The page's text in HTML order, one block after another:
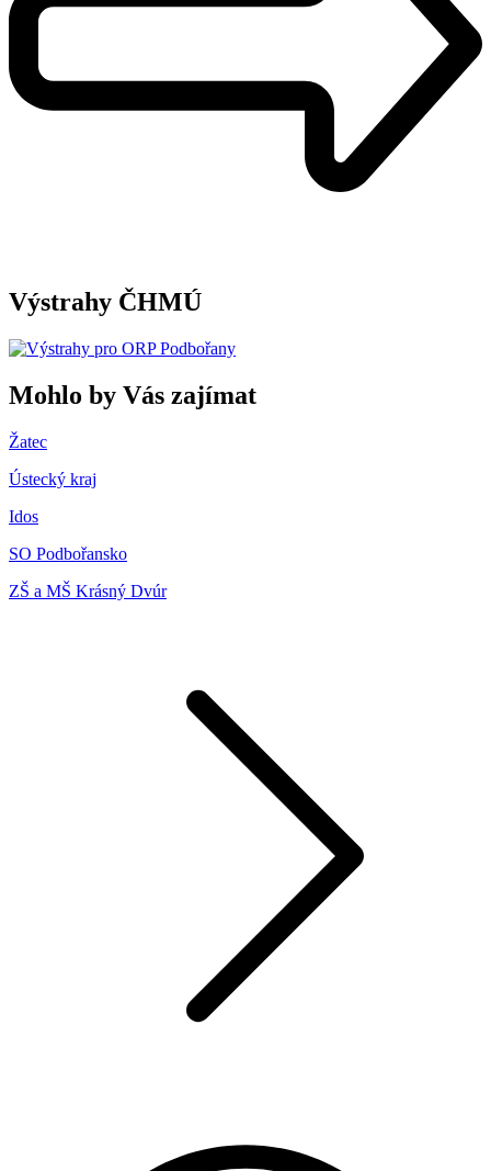
Výstrahy ČHMÚ
Mohlo by Vás zajímat
Žatec
Ústecký kraj
Idos
SO Podbořansko
ZŠ a MŠ Krásný Dvúr